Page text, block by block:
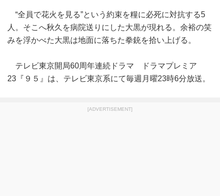
“全員で花火を見る”という約束を糧に必死に対抗する5
人。そこへ秋久を病院送りにした大黒が現れる。余裕の笑
みを浮かべた大黒は地面に落ちた拳銃を拾い上げる。
テレビ東京開局60周年連続ドラマ ドラマプレミア
23『９５』は、テレビ東京系にて毎週月曜23時6分放送。
[ADVERTISEMENT]